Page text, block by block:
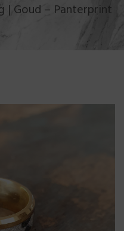
| Goud – Panterprint